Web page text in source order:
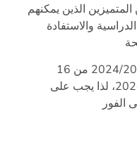
الذين يمكنهم
والاستفادة
تمتد فترة التقديم للعام الدراسي 2024/2025 من 16
أغسطس 2024 إلى 30 أغسطس 2024، لذا يجب على